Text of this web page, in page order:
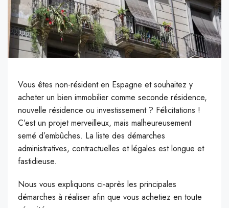
Vous êtes non-résident en Espagne et souhaitez y
acheter un bien immobilier comme seconde résidence,
nouvelle résidence ou investissement ? Félicitations !
C’est un projet merveilleux, mais malheureusement
semé d’embûches. La liste des démarches
administratives, contractuelles et légales est longue et
fastidieuse.
Nous vous expliquons ci-après les principales
démarches à réaliser afin que vous achetiez en toute